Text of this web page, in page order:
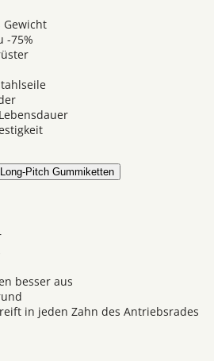
Gewicht
-75%
Pitch Gummiketten
besser aus
in jeden Zahn des Antriebsrades